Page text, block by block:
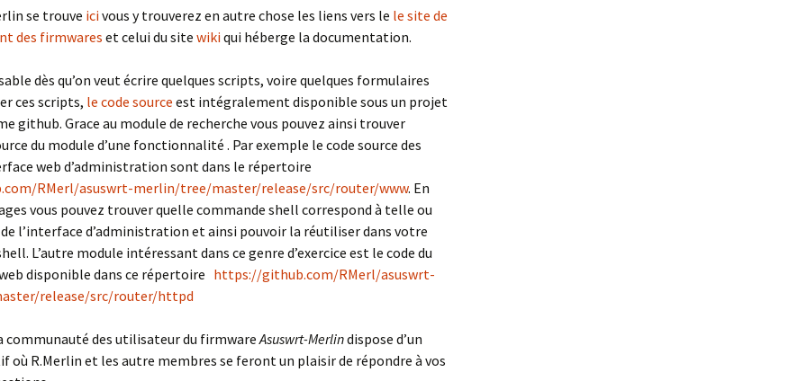
se trouve icivous y trouverez en autre chose les liens vers le le site de
des firmwareset celui du site wikiqui héberge la documentation.
dès qu’on veut écrire quelques scripts, voire quelques formulaires
ces scripts, le code source est intégralement disponible sous un projet
github. Grace au module de recherche vous pouvez ainsi trouver
du module d’une fonctionnalité . Par exemple le code source des
web d’administration sont dans le répertoire
RMerl/asuswrt-merlin/tree/master/release/src/router/www. En
vous pouvez trouver quelle commande shell correspond à telle ou
l’interface d’administration et ainsi pouvoir la réutiliser dans votre
L’autre module intéressant dans ce genre d’exercice est le code du
disponible dans ce répertoire https://github.com/RMerl/asuswrt-
release/src/router/httpd
communauté des utilisateur du firmwareAsuswrt-Merlindispose d’un
où R.Merlin et les autre membres se feront un plaisir de répondre à vos